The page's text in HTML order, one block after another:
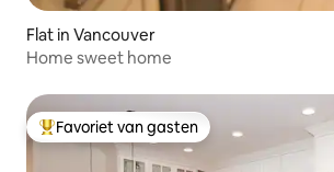
Flat in Vancouver
Home sweet home
Topfavoriet van gasten
Favoriet van gasten